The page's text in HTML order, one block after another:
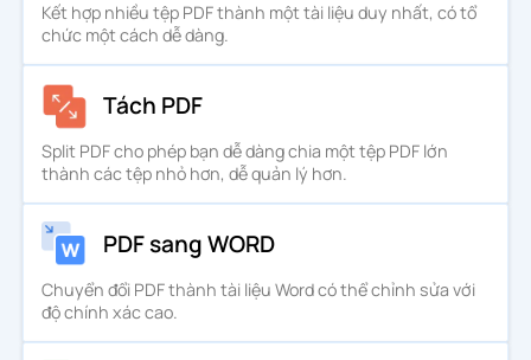
Kết hợp nhiều tệp PDF thành một tài liệu duy nhất, có tổ
chức một cách dễ dàng.
Tách PDF
Split PDF cho phép bạn dễ dàng chia một tệp PDF lớn
thành các tệp nhỏ hơn, dễ quản lý hơn.
PDF sang WORD
Chuyển đổi PDF thành tài liệu Word có thể chỉnh sửa với
độ chính xác cao.